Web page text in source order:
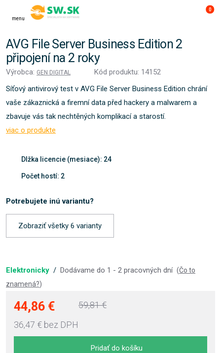
menu
0
AVG File Server Business Edition 2
připojení na 2 roky
Výrobca: GEN DIGITAL
Kód produktu: 14152
Síťový antivirový test v AVG File Server Business Edition chrání
vaše zákaznická a firemní data před hackery a malwarem a
zbavuje vás tak nechtěných komplikací a starostí.
viac o produkte
Dlžka licencie (mesiace): 24
Počet hostí: 2
Potrebujete inú variantu?
Zobraziť všetky 6 varianty
Elektronicky / Dodávame do 1 - 2 pracovných dní (Čo to
znamená?)
44,86 €
36,47 € bez DPH
59,81 €
Pridať do košíku